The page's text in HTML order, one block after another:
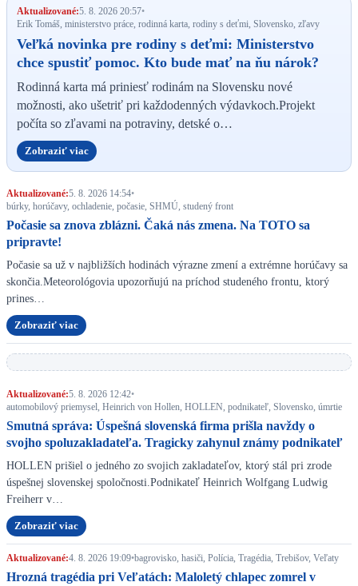
Aktualizované:5. 8. 2026 20:57•
Erik Tomáš, ministerstvo práce, rodinná karta, rodiny s deťmi, Slovensko, zľavy
Veľká novinka pre rodiny s deťmi: Ministerstvo
chce spustiť pomoc. Kto bude mať na ňu nárok?
Rodinná karta má priniesť rodinám na Slovensku nové
možnosti, ako ušetriť pri každodenných výdavkoch.Projekt
počíta so zľavami na potraviny, detské o…
Zobraziť viac
Aktualizované:5. 8. 2026 14:54•
búrky, horúčavy, ochladenie, počasie, SHMÚ, studený front
Počasie sa znova zblázni. Čaká nás zmena. Na TOTO sa
pripravte!
Počasie sa už v najbližších hodinách výrazne zmení a extrémne horúčavy sa
skončia.Meteorológovia upozorňujú na príchod studeného frontu, ktorý
prines…
Zobraziť viac
Aktualizované:5. 8. 2026 12:42•
automobilový priemysel, Heinrich von Hollen, HOLLEN, podnikateľ, Slovensko, úmrtie
Smutná správa: Úspešná slovenská firma prišla navždy o
svojho spoluzakladateľa. Tragicky zahynul známy podnikateľ
HOLLEN prišiel o jedného zo svojich zakladateľov, ktorý stál pri zrode
úspešnej slovenskej spoločnosti.Podnikateľ Heinrich Wolfgang Ludwig
Freiherr v…
Zobraziť viac
Aktualizované:4. 8. 2026 19:09•bagrovisko, hasiči, Polícia, Tragédia, Trebišov, Veľaty
Hrozná tragédia pri Veľatách: Maloletý chlapec zomrel v